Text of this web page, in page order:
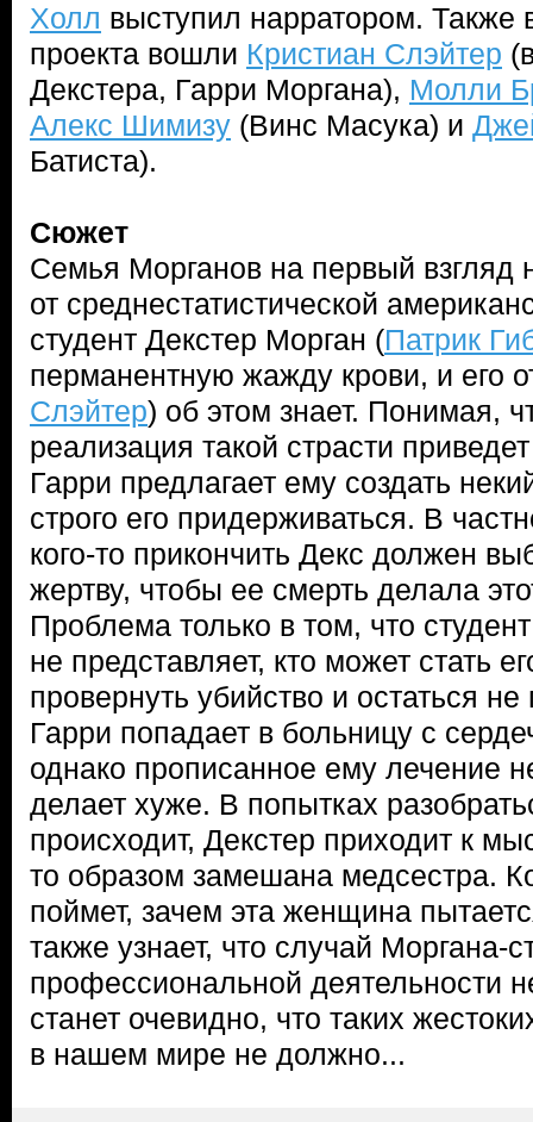
Холл выступил нарратором. Также
проекта вошли Кристиан Слэйтер
Декстера, Гарри Моргана), Молли
Алекс Шимизу (Винс Масука) и
Батиста).
Сюжет
Семья Морганов на первый взгляд
от среднестатистической
студент Декстер Морган (Патрик
перманентную жажду крови, и его
Слэйтер) об этом знает. Понимая,
реализация такой страсти
Гарри предлагает ему создать
строго его придерживаться. В
кого-то прикончить Декс должен
жертву, чтобы ее смерть делала
Проблема только в том, что
не представляет, кто может стать
провернуть убийство и остаться
Гарри попадает в больницу с
однако прописанное ему лечение
делает хуже. В попытках
происходит, Декстер приходит к
то образом замешана медсестра.
поймет, зачем эта женщина
также узнает, что случай Моргана-
профессиональной деятельности
станет очевидно, что таких
в нашем мире не должно...